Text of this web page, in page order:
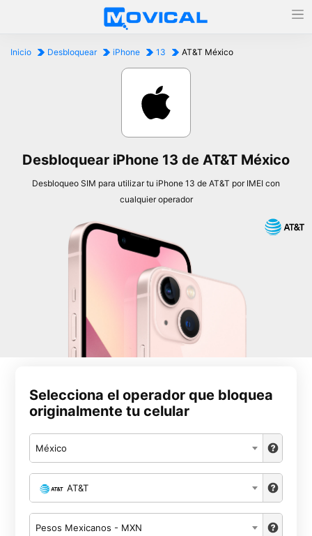
Inicio Desbloquear iPhone 13 AT&T México
Desbloquear iPhone 13 de AT&T México
Desbloqueo SIM para utilizar tu iPhone 13 de AT&T por IMEI con
cualquier operador
Selecciona el operador que bloquea
originalmente tu celular
México
AT&T
Pesos Mexicanos - MXN